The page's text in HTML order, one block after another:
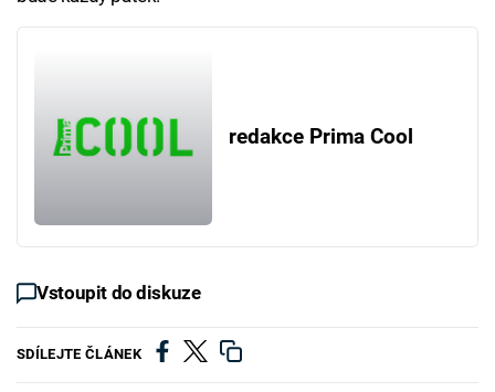
redakce Prima Cool
Vstoupit do diskuze
SDÍLEJTE ČLÁNEK